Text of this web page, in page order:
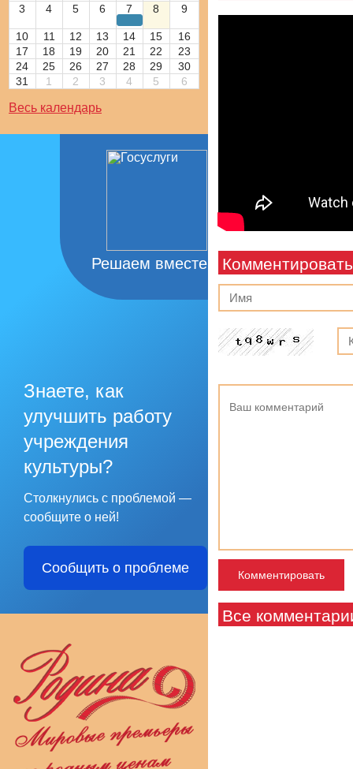
3 4 5 6 7 8 9
10 11 12 13 14 15
16
17
18 19 20 21 22
23
24
25 26 27 28 29
30
31
1 2 3 4 5 6
Весь календарь
Решаем вместе
Знаете, как
улучшить работу
учреждения
культуры?
Столкнулись с проблемой —
сообщите о ней!
Сообщить о проблеме
Комментировать
Все